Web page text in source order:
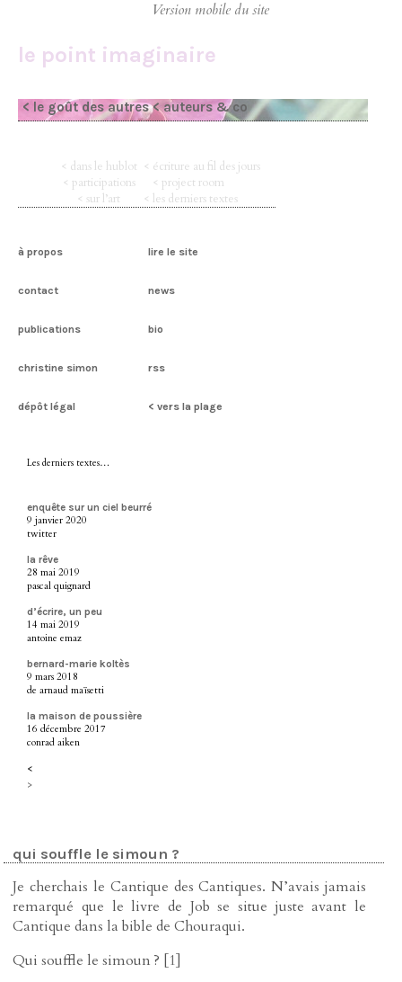
le point imaginaire
< le goût des autres < auteurs & co
< dans le hublot < écriture au fil des jours
< participations
< project room
< sur l’art
< les derniers textes
à propos lire le site
contact news
publications bio
christine simon rss
dépôt légal < vers la plage
Les derniers textes…
enquête sur un ciel beurré
9 janvier 2020
twitter
la rêve
28 mai 2019
pascal quignard
d’écrire, un peu
14 mai 2019
antoine emaz
bernard-marie koltès
9 mars 2018
de arnaud maïsetti
la maison de poussière
16 décembre 2017
conrad aiken
<
>
qui souffle le simoun ?
Je cherchais le Cantique des Cantiques. N’avais jamais
remarqué que le livre de Job se situe juste avant le
Cantique dans la bible de Chouraqui.
Qui souffle le simoun ? [1]